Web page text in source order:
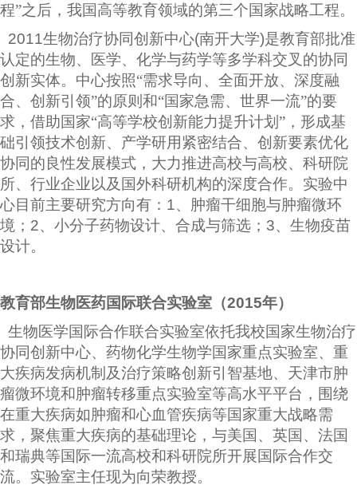
程”之后，我国高等教育领域的第三个国家战略工程。
2011生物治疗协同创新中心(南开大学)是教育部批准
认定的生物、医学、化学与药学等多学科交叉的协同
创新实体。中心按照“需求导向、全面开放、深度融
合、创新引领”的原则和“国家急需、世界一流”的要
求，借助国家“高等学校创新能力提升计划”，形成基
础引领技术创新、产学研用紧密结合、创新要素优化
协同的良性发展模式，大力推进高校与高校、科研院
所、行业企业以及国外科研机构的深度合作。实验中
心目前主要研究方向有： 1、肿瘤干细胞与肿瘤微环
境； 2、小分子药物设计、合成与筛选； 3、生物疫苗
设计。
教育部生物医药国际联合实验室（2015年）
生物医学国际合作联合实验室依托我校国家生物治疗
协同创新中心、药物化学生物学国家重点实验室、重
大疾病发病机制及治疗策略创新引智基地、天津市肿
瘤微环境和肿瘤转移重点实验室等高水平平台，围绕
在重大疾病如肿瘤和心血管疾病等国家重大战略需
求，聚焦重大疾病的基础理论，与美国、英国、法国
和瑞典等国际一流高校和科研院所开展国际合作交
流。实验室主任现为向荣教授。